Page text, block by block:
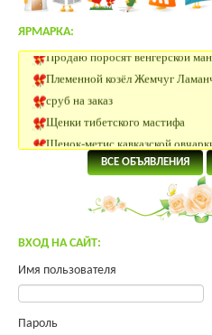
ЯРМАРКА:
Племенной козёл Жемчуг
Щенки тибетского мастифа
Щенок-метис кавказской
Племенные Нетели
Нетели Черно-пестрой породы
КРС Казахской Белоголовой
Нетели породы Абердин Ангус
Нубийский козлик
Помогите преобрести
Яйцо инкубационное
Продам молодых петухов
ВСЕ ОБЪЯВЛЕНИЯ
ВХОД НА САЙТ:
Имя пользователя
Пароль